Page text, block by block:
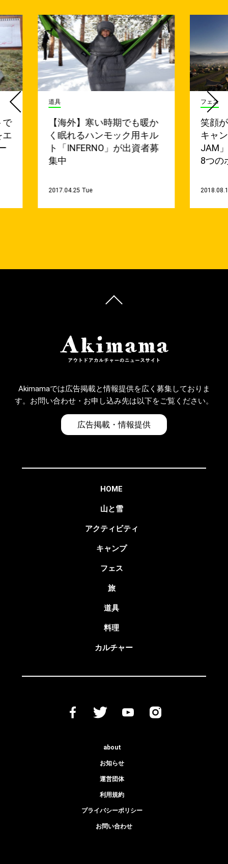
で
エ
道具
【海外】寒い時期でも暖か
く眠れるハンモック用キル
ト「INFERNO」が出資者募
集中
2017.04.25 Tue
フェス
笑顔
キャ
JAM
8つの
Akimamaでは広告掲載と情報提供を広く募集しておりま
す。お問い合わせ・お申し込み先は以下をご覧ください。
広告掲載・情報提供
HOME
山と雪
アクティビティ
キャンプ
フェス
旅
道具
料理
カルチャー
about
お知らせ
運営団体
利用規約
プライバシーポリシー
お問い合わせ